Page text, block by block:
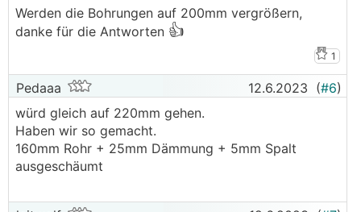
Werden die Bohrungen auf 200mm vergrößern,
danke für die Antworten 👍
1
Pedaaa 12.6.2023 (#6)
würd gleich auf 220mm gehen.
Haben wir so gemacht.
160mm Rohr + 25mm Dämmung + 5mm Spalt
ausgeschäumt